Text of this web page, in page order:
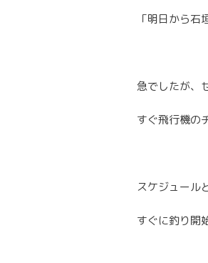
「明日から
急でしたが、
すぐ飛行機の
スケジュール
すぐに釣り開